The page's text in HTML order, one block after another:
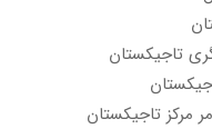
تاجیکستان
مرکز تاجیکستان